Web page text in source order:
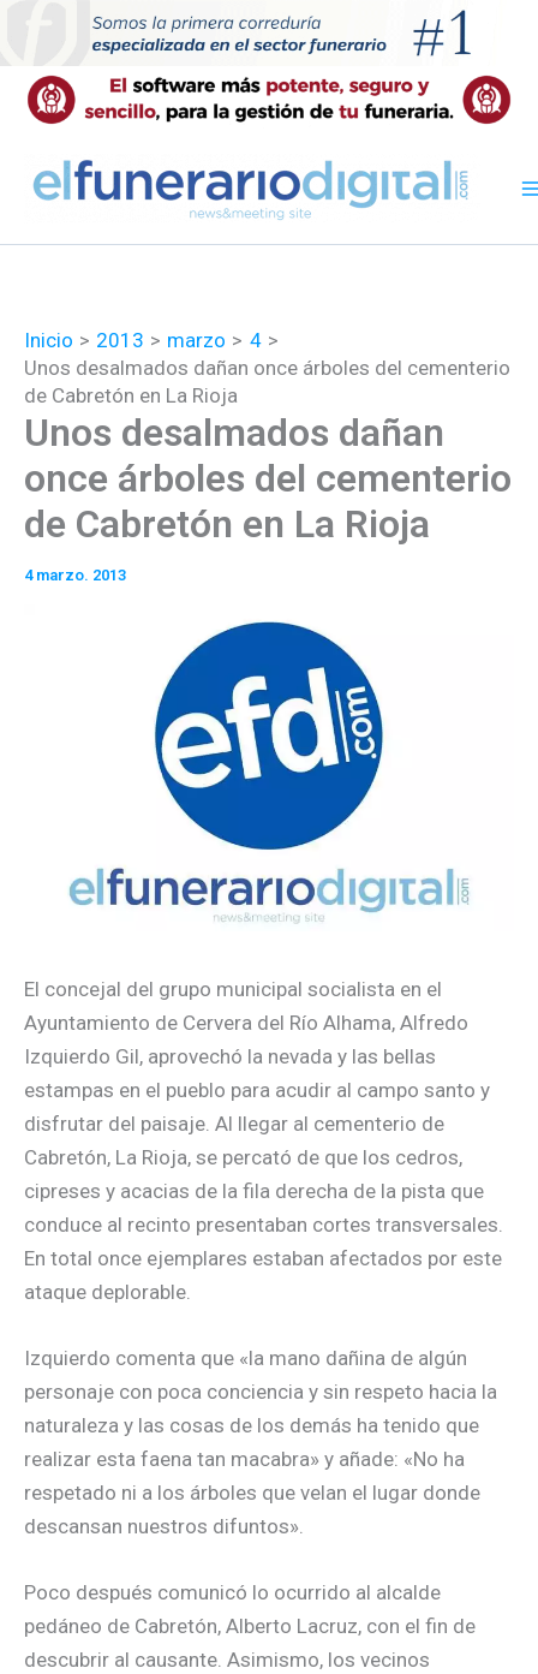
contenido
Inicio 2013 marzo
4
Unos desalmados dañan once árboles del cementerio
de Cabretón en La Rioja
Unos desalmados dañan
once árboles del cementerio
de Cabretón en La Rioja
4 marzo. 2013
El concejal del grupo municipal socialista en el
Ayuntamiento de Cervera del Río Alhama, Alfredo
Izquierdo Gil, aprovechó la nevada y las bellas
estampas en el pueblo para acudir al campo santo y
disfrutar del paisaje. Al llegar al cementerio de
Cabretón, La Rioja, se percató de que los cedros,
cipreses y acacias de la fila derecha de la pista que
conduce al recinto presentaban cortes transversales.
En total once ejemplares estaban afectados por este
ataque deplorable.
Izquierdo comenta que «la mano dañina de algún
personaje con poca conciencia y sin respeto hacia la
naturaleza y las cosas de los demás ha tenido que
realizar esta faena tan macabra» y añade: «No ha
respetado ni a los árboles que velan el lugar donde
descansan nuestros difuntos».
Poco después comunicó lo ocurrido al alcalde
pedáneo de Cabretón, Alberto Lacruz, con el fin de
descubrir al causante. Asimismo, los vecinos